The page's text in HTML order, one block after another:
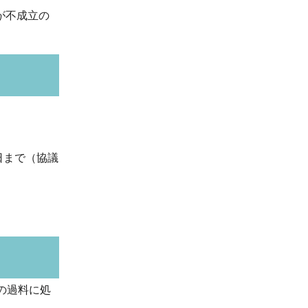
不成立の
まで（協議
過料に処